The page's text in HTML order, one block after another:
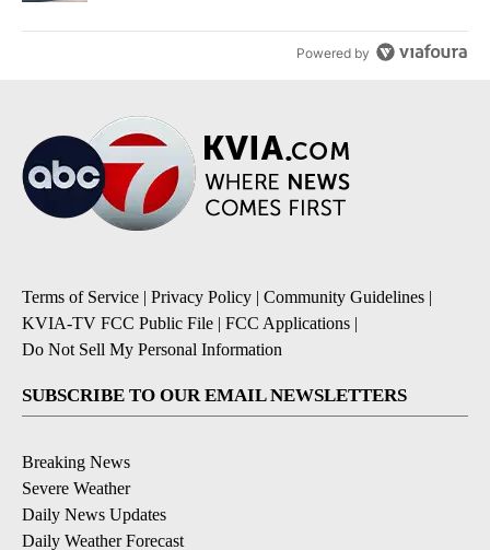
Powered by
Terms of Service | Privacy Policy | Community Guidelines |
KVIA-TV FCC Public File | FCC Applications |
Do Not Sell My Personal Information
SUBSCRIBE TO OUR EMAIL NEWSLETTERS
Breaking News
Severe Weather
Daily News Updates
Daily Weather Forecast